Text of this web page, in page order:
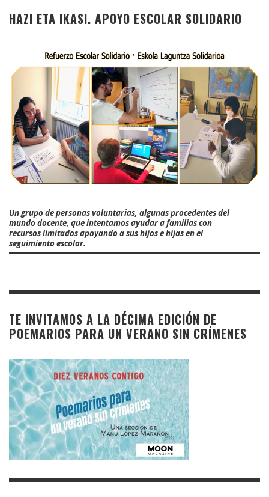
HAZI ETA IKASI. APOYO ESCOLAR SOLIDARIO
Un grupo de personas voluntarias, algunas procedentes del
mundo docente, que intentamos ayudar a familias con
recursos limitados apoyando a sus hijos e hijas en el
seguimiento escolar.
TE INVITAMOS A LA DÉCIMA EDICIÓN DE
POEMARIOS PARA UN VERANO SIN CRÍMENES